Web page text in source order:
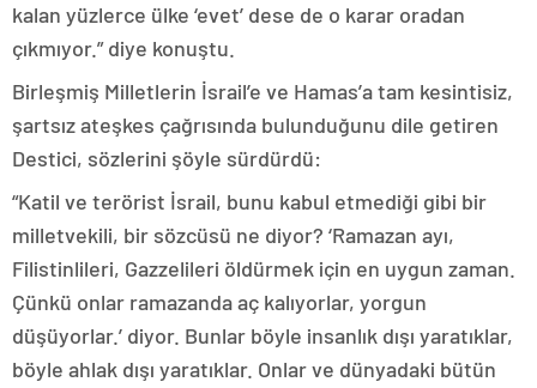
kalan yüzlerce ülke ‘evet’ dese de o karar oradan
çıkmıyor.” diye konuştu.
Birleşmiş Milletlerin İsrail’e ve Hamas’a tam kesintisiz,
şartsız ateşkes çağrısında bulunduğunu dile getiren
Destici, sözlerini şöyle sürdürdü:
“Katil ve terörist İsrail, bunu kabul etmediği gibi bir
milletvekili, bir sözcüsü ne diyor? ‘Ramazan ayı,
Filistinlileri, Gazzelileri öldürmek için en uygun zaman.
Çünkü onlar ramazanda aç kalıyorlar, yorgun
düşüyorlar.’ diyor. Bunlar böyle insanlık dışı yaratıklar,
böyle ahlak dışı yaratıklar. Onlar ve dünyadaki bütün